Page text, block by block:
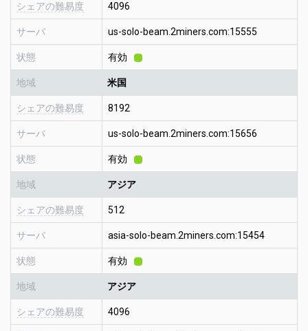
シェアの難易度 4096
サーバ us-solo-beam.2miners.com:15555
状態 有効
地域 米国
シェアの難易度 8192
サーバ us-solo-beam.2miners.com:15656
状態 有効
地域 アジア
シェアの難易度 512
サーバ asia-solo-beam.2miners.com:15454
状態 有効
地域 アジア
シェアの難易度 4096